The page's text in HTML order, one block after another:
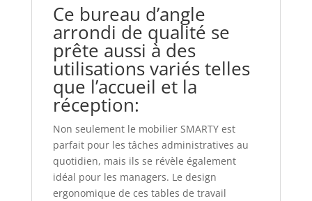
Ce bureau d’angle
arrondi de qualité se
prête aussi à des
utilisations variés telles
que l’accueil et la
réception:
Non seulement le mobilier SMARTY est
parfait pour les tâches administratives au
quotidien, mais ils se révèle également
idéal pour les managers. Le design
ergonomique de ces tables de travail